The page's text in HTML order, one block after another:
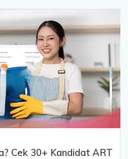
Cek 30+ Kandidat ART